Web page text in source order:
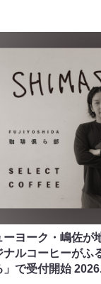
ーヨーク・嶋佐が
ナルコーヒーがふ
」で受付開始